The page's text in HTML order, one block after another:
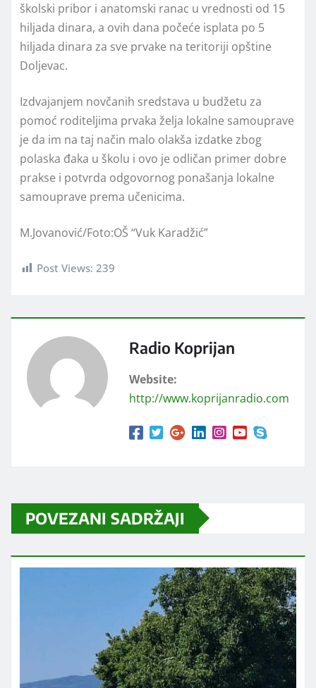
školski pribor i anatomski ranac u vrednosti od 15
hiljada dinara, a ovih dana počeće isplata po 5
hiljada dinara za sve prvake na teritoriji opštine
Doljevac.
Izdvajanjem novčanih sredstava u budžetu za
pomoć roditeljima prvaka želja lokalne samouprave
je da im na taj način malo olakša izdatke zbog
polaska đaka u školu i ovo je odličan primer dobre
prakse i potvrda odgovornog ponašanja lokalne
samouprave prema učenicima.
M.Jovanović/Foto:OŠ “Vuk Karadžić”
Post Views: 239
Radio Koprijan
Website:
http://www.koprijanradio.com
POVEZANI SADRŽAJI